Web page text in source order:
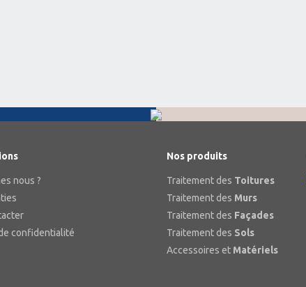
nous ?
confidentialité
Nos produits
Traitement des Toitures
Traitement des Murs
Traitement des Façades
Traitement des Sols
Accessoires et Matériels